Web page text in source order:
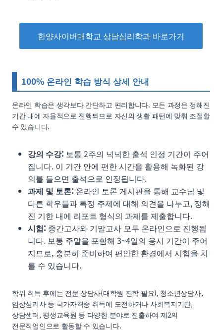
한양사이버대학교 상담심리학과 바로가기
100% 온라인 학습 방식 상세 안내
온라인 학습은 생각보다 간단하고 편리합니다. 모든 과정은 정해진
기간 내에 자율적으로 진행되므로 자신의 생활 패턴에 맞춰 조절할
수 있습니다.
강의 수강: 보통 2주의 넉넉한 출석 인정 기간이 주어
집니다. 이 기간 안에 편한 시간을 활용해 녹화된 강
의를 들으면 출석으로 인정됩니다.
과제 및 토론: 온라인 토론 게시판을 통해 교수님 및
다른 학우들과 특정 주제에 대해 의견을 나누고, 정해
진 기한 내에 리포트 형식의 과제를 제출합니다.
시험: 중간고사와 기말고사 모두 온라인으로 진행됩
니다. 보통 주말을 포함해 3~4일의 응시 기간이 주어
지므로, 충분히 준비하여 편안한 환경에서 시험을 치
를 수 있습니다.
학위 취득 후에는 전문 상담사(대학원 진학 필요), 청소년상담사,
임상심리사 등 국가자격증 취득에 도전하거나 사회복지기관,
상담센터, 평생교육원 등 다양한 분야로 진출하여 제2의
전문직업인으로 활동할 수 있습니다.